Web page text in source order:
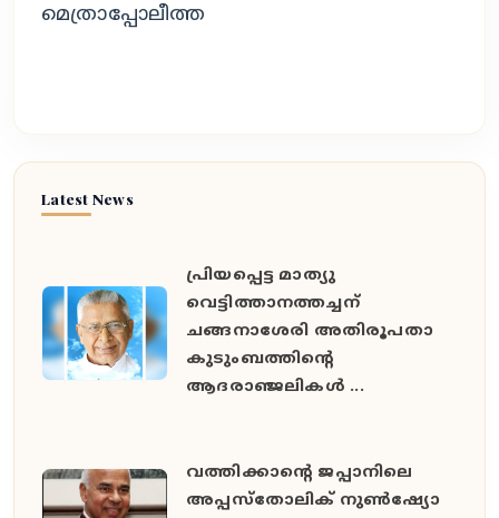
മെത്രാപ്പോലീത്ത
Latest News
പ്രിയപ്പെട്ട മാത്യു
വെട്ടിത്താനത്തച്ചന്
ചങ്ങനാശേരി അതിരൂപതാ
കുടുംബത്തിന്റെ
ആദരാഞ്ജലികൾ ...
വത്തിക്കാൻ്റെ ജപ്പാനിലെ
അപ്പസ്തോലിക് നുൺഷ്യോ